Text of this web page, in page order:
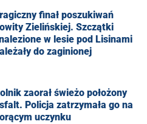
finał poszukiwań
Zielińskiej. Szczątki
w lesie pod Lisinami
do zaginionej
zaorał świeżo położony
Policja zatrzymała go na
uczynku